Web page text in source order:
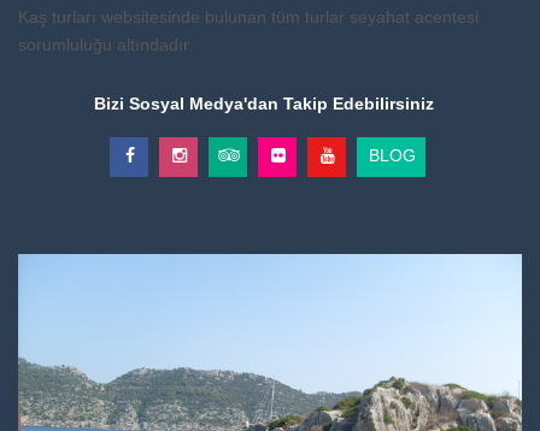
Kaş turları websitesinde bulunan tüm turlar seyahat acentesi
sorumluluğu altındadır.
Bizi Sosyal Medya'dan Takip Edebilirsiniz
BLOG